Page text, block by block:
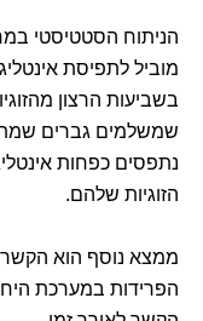
הניתוח הסטטיסטי
מוביל לתפיסת
בשביעות הרצון
שמשלמים גברים
נתפסים כפחות
הזוגיות שלהם.
ממצא נוסף הוא
הפרידות במערכת